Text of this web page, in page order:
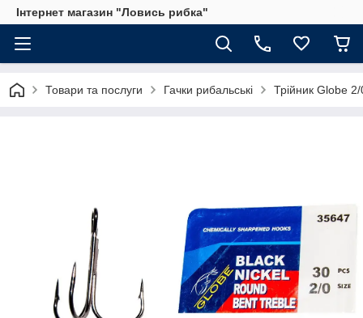
Інтернет магазин "Ловись рибка"
Товари та послуги Гачки рибальські Трійник Globe